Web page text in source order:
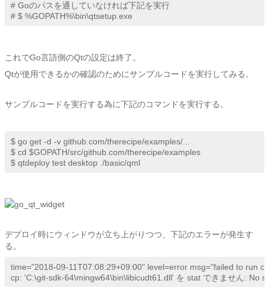
# Goのパスを通していなければ下記を実行
# $ %GOPATH%\bin\qtsetup.exe
これでGo言語側のQtの設定は終了。
Qtが使用できるかの確認のためにサンプルコードを実行してみる。
サンプルコードを実行する為に下記のコマンドを実行する。
$ go get -d -v github.com/therecipe/examples/...
$ cd $GOPATH/src/github.com/therecipe/examples
$ qtdeploy test desktop ./basic/qml
デプロイ時にウィンドウが立ち上がりつつ、下記のエラーが発生す
る。
time="2018-09-11T07:08:29+09:00" level=error msg="failed to run
cp: 'C:\git-sdk-64\mingw64\bin\libicudt61.dll' を stat できません: No